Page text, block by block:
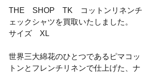
THE　SHOP　TK　コットンリネンチ
ェックシャツを買取いたしました。
サイズ　XL
世界三大綿花のひとつであるピマコッ
トンとフレンチリネンで仕上げた、ナ